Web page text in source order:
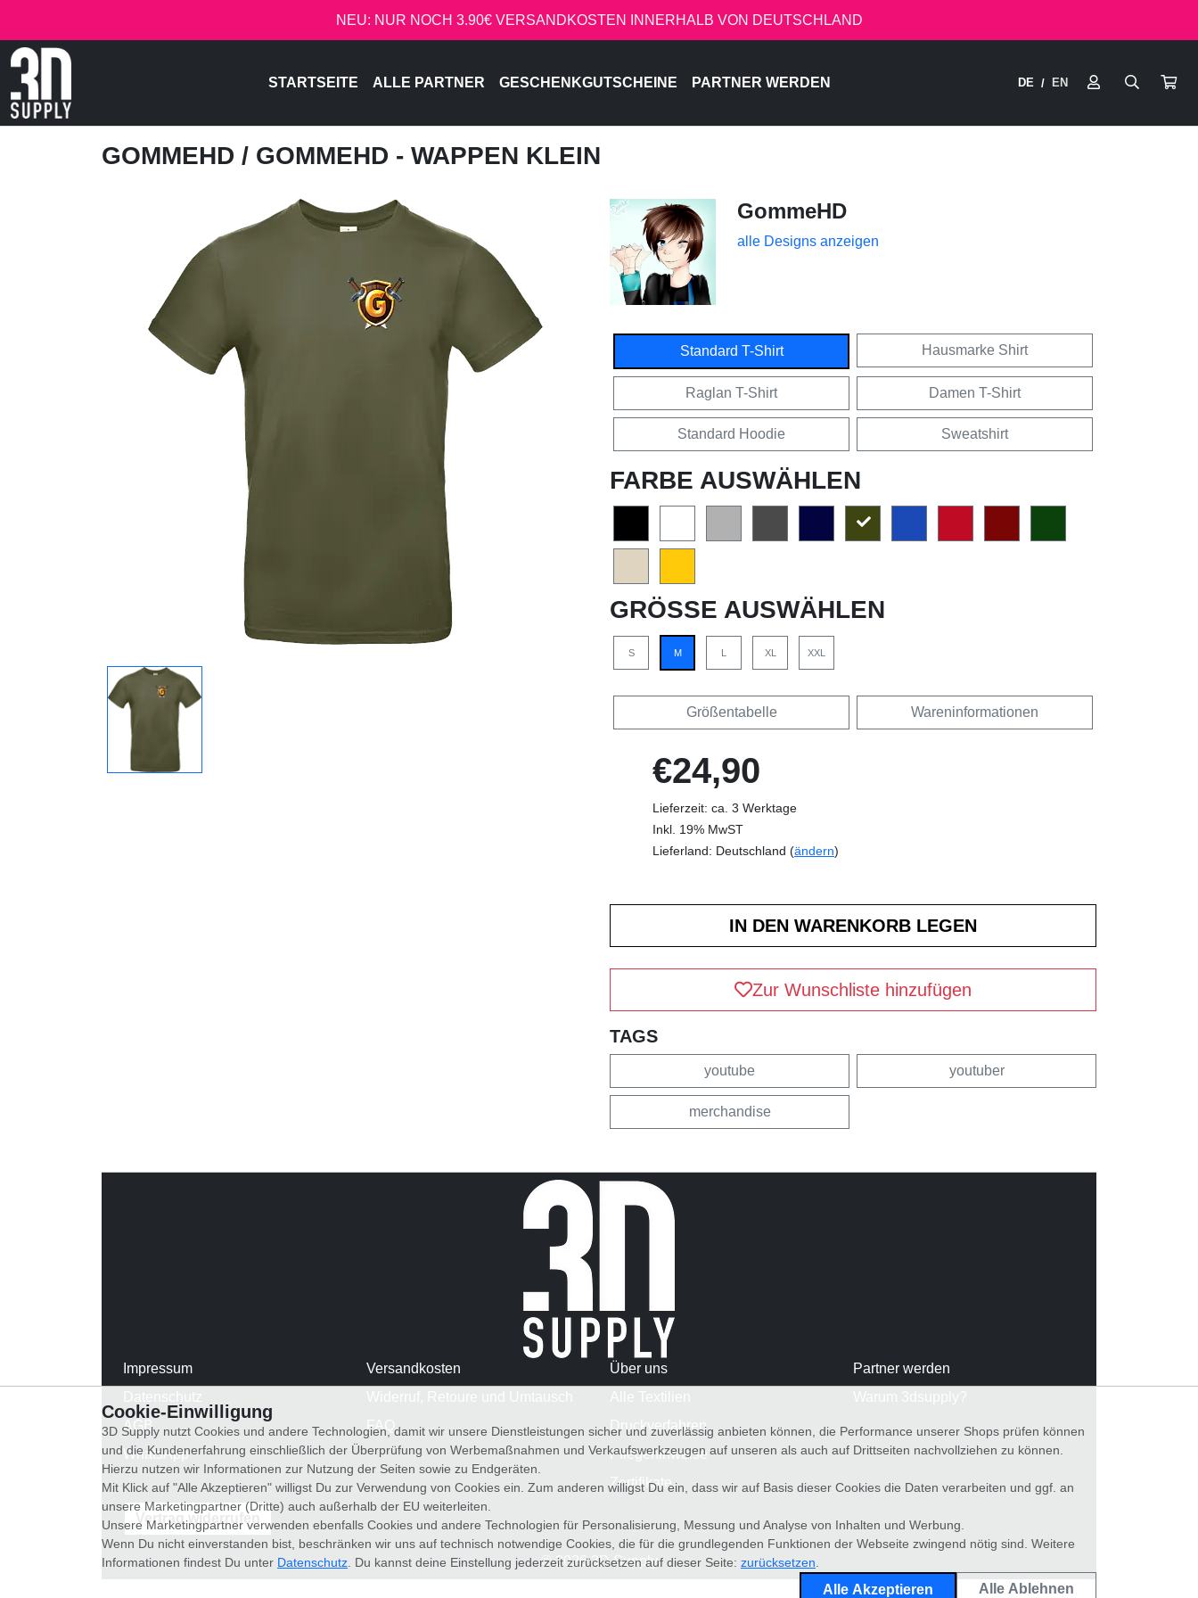
NEU: NUR NOCH 3.90€ VERSANDKOSTEN INNERHALB VON DEUTSCHLAND
STARTSEITE ALLE PARTNER GESCHENKGUTSCHEINE PARTNER WERDEN DE / EN
GOMMEHD / GOMMEHD - WAPPEN KLEIN
GommeHD
alle Designs anzeigen
Standard T-Shirt Hausmarke Shirt
Raglan T-Shirt Damen T-Shirt
Standard Hoodie Sweatshirt
FARBE AUSWÄHLEN
GRÖSSE AUSWÄHLEN
S M L XL XXL
Größentabelle Wareninformationen
€24,90
Lieferzeit: ca. 3 Werktage
Inkl. 19% MwST
Lieferland: Deutschland (ändern)
Zur Wunschliste hinzufügen
TAGS
youtube youtuber
merchandise
Impressum
AGB
WhatsApp
Versandkosten
FAQ
Über uns
Druckverfahren
Pflegehinweise
Zertifikate
Partner werden
Vertrag widerrufen
© 2026 3D Supply
Cookie-Einwilligung
3D Supply nutzt Cookies und andere Technologien, damit wir unsere Dienstleistungen sicher und zuverlässig anbieten können, die Performance unserer Shops prüfen können
und die Kundenerfahrung einschließlich der Überprüfung von Werbemaßnahmen und Verkaufswerkzeugen auf unseren als auch auf Drittseiten nachvollziehen zu können.
Hierzu nutzen wir Informationen zur Nutzung der Seiten sowie zu Endgeräten.
Mit Klick auf "Alle Akzeptieren" willigst Du zur Verwendung von Cookies ein. Zum anderen willigst Du ein, dass wir auf Basis dieser Cookies die Daten verarbeiten und ggf. an
unsere Marketingpartner (Dritte) auch außerhalb der EU weiterleiten.
Unsere Marketingpartner verwenden ebenfalls Cookies und andere Technologien für Personalisierung, Messung und Analyse von Inhalten und Werbung.
Wenn Du nicht einverstanden bist, beschränken wir uns auf technisch notwendige Cookies, die für die grundlegenden Funktionen der Webseite zwingend nötig sind. Weitere
Informationen findest Du unter Datenschutz . Du kannst deine Einstellung jederzeit zurücksetzen auf dieser Seite: zurücksetzen
Alle Akzeptieren Alle Ablehnen